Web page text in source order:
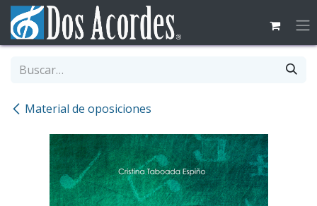
Ir al contenido
Material de oposiciones